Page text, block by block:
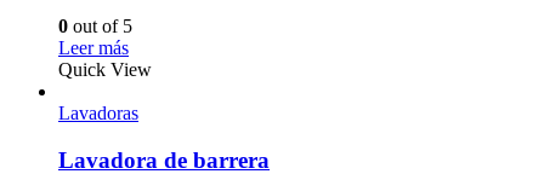
0 out of 5
Leer más
Quick View
Lavadoras
Lavadora de barrera